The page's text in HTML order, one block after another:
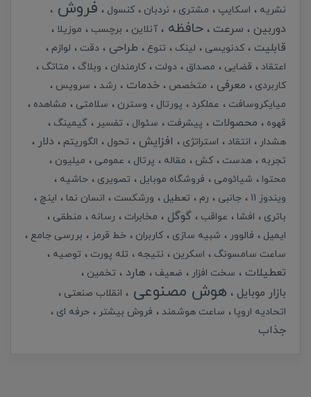
نشریه
اسکایپ مشتری نردبان کنسول فروش
دوربین سرعت حافظه آنلاین برچسب موزیلا
قابلیت کدنویسی لینک تنوع طراحی دقت
لوازم
اعتقاد
قضایی مصداق دولت کارمندان وبلاگ
متاتگ
کاربردی
معرفی متخصص خدمات رشد
سرویس
میایکروسافت
عملکرد پورتال وسترن سلامتی
مشاهده
قهوه
محصولات پیشرفت سئوال تفسیر
گیمینگ
هشدار
انتقاد استراتژی افزایش تحول الگوریتم دلار
تجربه هدست کش مقاله پرتال عمومی
میلیون
محتوا
شیائومی فروشگاه موبایل تصویری
حاشیه
ویندوز 11
جانبی رم تعطیل ورشکست انسان نما
اینچ
باتری
افشا عواقب گوگل مخابرات رسانه
منطقی
ایمیل
فالوور شبیه سازی کاربران خط قرمز
بررسی جامع
ساعت سامسونگ
اسکرین نتیجه تله پورت توصیه
تعطیلات سخت افزار ضعیف هارد تخمین
بازار موبایل هوش مصنوعی
انقلاب صنعتی
اتحادیه اروپا
ساعت هوشمند فروش بیشتر حرفه ای
جذاب